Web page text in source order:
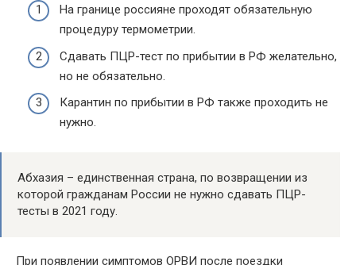
На границе россияне проходят обязательную
процедуру термометрии.
Сдавать ПЦР-тест по прибытии в РФ желательно,
но не обязательно.
Карантин по прибытии в РФ также проходить не
нужно.
Абхазия – единственная страна, по возвращении из
которой гражданам России не нужно сдавать ПЦР-
тесты в 2021 году.
При появлении симптомов ОРВИ после поездки